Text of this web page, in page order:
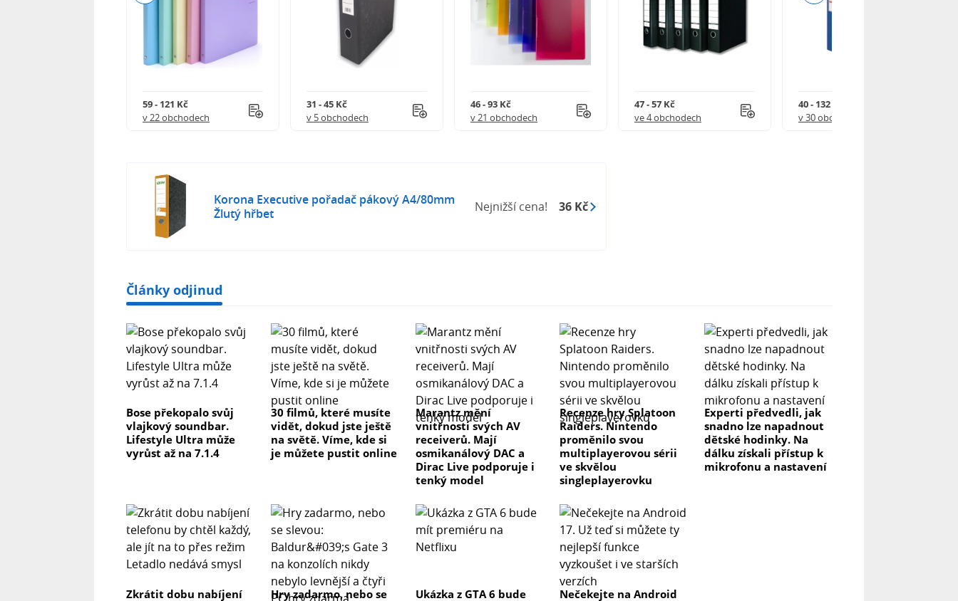
59 - 121 Kč
v 22 obchodech
31 - 45 Kč
v 5 obchodech
46 - 93 Kč
v 21 obchodech
47 - 57 Kč
ve 4 obchodech
40 - 132 Kč
v 30 obchodech
Korona Executive pořadač pákový A4/80mm
Žlutý hřbet
Nejnižší cena! 36 Kč
Články odjinud
Bose překopalo svůj
vlajkový soundbar.
Lifestyle Ultra může
vyrůst až na 7.1.4
30 filmů, které musíte
vidět, dokud jste ještě
na světě. Víme, kde si
je můžete pustit online
Marantz mění
vnitřnosti svých AV
receiverů. Mají
osmikanálový DAC a
Dirac Live podporuje i
tenký model
Recenze hry Splatoon
Raiders. Nintendo
proměnilo svou
multiplayerovou sérii
ve skvělou
singleplayerovku
Experti předvedli, jak
snadno lze napadnout
dětské hodinky. Na
dálku získali přístup k
mikrofonu a nastavení
Zkrátit dobu nabíjení
Hry zadarmo, nebo se
Ukázka z GTA 6 bude
Nečekejte na Android